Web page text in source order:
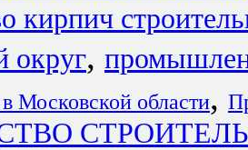
кирпич
округ,
Московской области,